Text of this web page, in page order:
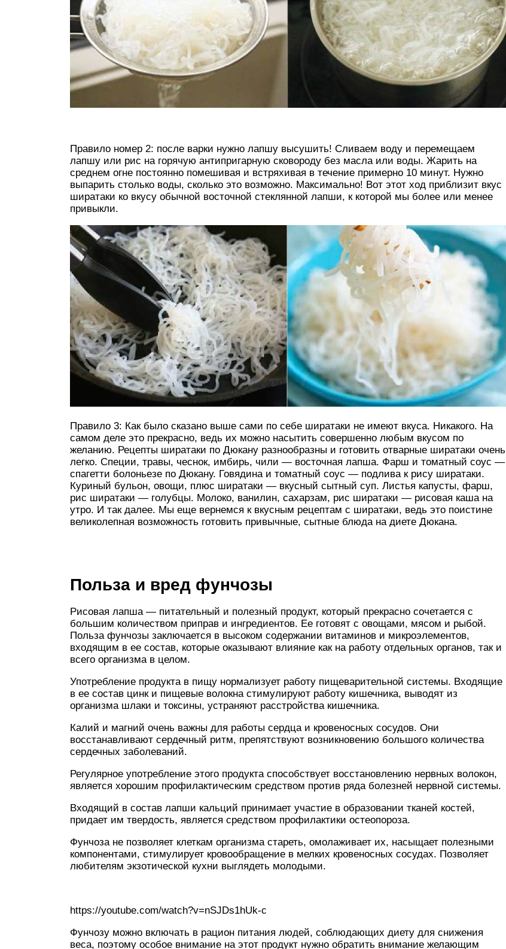
Правило номер 2: после варки нужно лапшу высушить! Сливаем воду и перемещаем
лапшу или рис на горячую антипригарную сковороду без масла или воды. Жарить на
среднем огне постоянно помешивая и встряхивая в течение примерно 10 минут. Нужно
выпарить столько воды, сколько это возможно. Максимально! Вот этот ход приблизит вкус
ширатаки ко вкусу обычной восточной стеклянной лапши, к которой мы более или менее
привыкли.
Правило 3: Как было сказано выше сами по себе ширатаки не имеют вкуса. Никакого. На
самом деле это прекрасно, ведь их можно насытить совершенно любым вкусом по
желанию. Рецепты ширатаки по Дюкану разнообразны и готовить отварные ширатаки очень
легко. Специи, травы, чеснок, имбирь, чили — восточная лапша. Фарш и томатный соус —
спагетти болоньезе по Дюкану. Говядина и томатный соус — подлива к рису ширатаки.
Куриный бульон, овощи, плюс ширатаки — вкусный сытный суп. Листья капусты, фарш,
рис ширатаки — голубцы. Молоко, ванилин, сахарзам, рис ширатаки — рисовая каша на
утро. И так далее. Мы еще вернемся к вкусным рецептам с ширатаки, ведь это поистине
великолепная возможность готовить привычные, сытные блюда на диете Дюкана.
Польза и вред фунчозы
Рисовая лапша — питательный и полезный продукт, который прекрасно сочетается с
большим количеством приправ и ингредиентов. Ее готовят с овощами, мясом и рыбой.
Польза фунчозы заключается в высоком содержании витаминов и микроэлементов,
входящим в ее состав, которые оказывают влияние как на работу отдельных органов, так и
всего организма в целом.
Употребление продукта в пищу нормализует работу пищеварительной системы. Входящие
в ее состав цинк и пищевые волокна стимулируют работу кишечника, выводят из
организма шлаки и токсины, устраняют расстройства кишечника.
Калий и магний очень важны для работы сердца и кровеносных сосудов. Они
восстанавливают сердечный ритм, препятствуют возникновению большого количества
сердечных заболеваний.
Регулярное употребление этого продукта способствует восстановлению нервных волокон,
является хорошим профилактическим средством против ряда болезней нервной системы.
Входящий в состав лапши кальций принимает участие в образовании тканей костей,
придает им твердость, является средством профилактики остеопороза.
Фунчоза не позволяет клеткам организма стареть, омолаживает их, насыщает полезными
компонентами, стимулирует кровообращение в мелких кровеносных сосудах. Позволяет
любителям экзотической кухни выглядеть молодыми.
https://youtube.com/watch?v=nSJDs1hUk-c
Фунчозу можно включать в рацион питания людей, соблюдающих диету для снижения
веса, поэтому особое внимание на этот продукт нужно обратить внимание желающим